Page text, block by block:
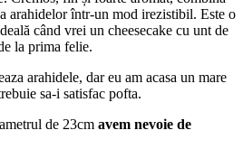
arahidelor într-un mod irezistibil. Este o
când vrei un cheesecake cu unt de
la prima felie.
arahidele, dar eu am acasa un mare
sa-i satisfac pofta.
de 23cm avem nevoie de